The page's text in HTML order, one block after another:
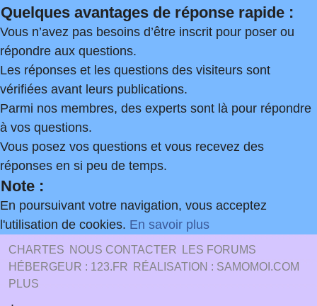
Quelques avantages de réponse rapide :
Vous n’avez pas besoins d’être inscrit pour poser ou
répondre aux questions.
Les réponses et les questions des visiteurs sont
vérifiées avant leurs publications.
Parmi nos membres, des experts sont là pour répondre
à vos questions.
Vous posez vos questions et vous recevez des
réponses en si peu de temps.
Note :
En poursuivant votre navigation, vous acceptez
l'utilisation de cookies. En savoir plus
CHARTES NOUS CONTACTER
LES FORUMS
HÉBERGEUR : 123.FR
RÉALISATION : SAMOMOI.COM
PLUS
.